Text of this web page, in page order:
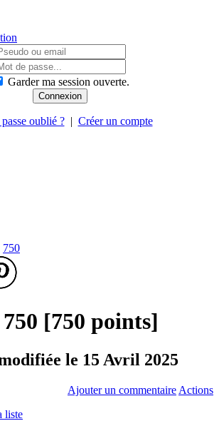
Garder ma session ouverte.
oublié ?| Créer un compte
750
[750 points]
le 15 Avril 2025
Ajouter un commentaire Actions
liste